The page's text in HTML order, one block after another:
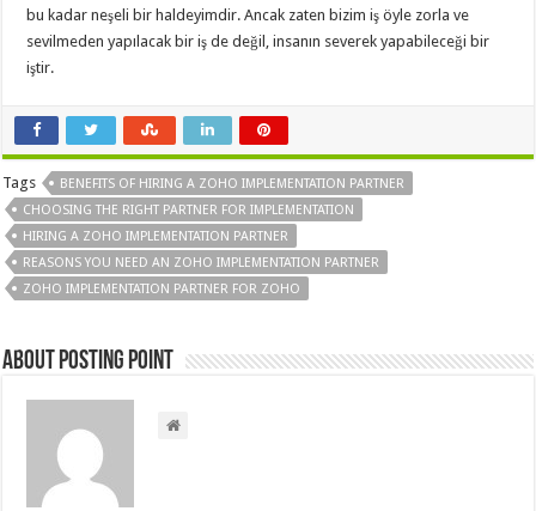
bu kadar neşeli bir haldeyimdir. Ancak zaten bizim iş öyle zorla ve
sevilmeden yapılacak bir iş de değil, insanın severek yapabileceği bir
iştir.
Tags
BENEFITS OF HIRING A ZOHO IMPLEMENTATION PARTNER
CHOOSING THE RIGHT PARTNER FOR IMPLEMENTATION
HIRING A ZOHO IMPLEMENTATION PARTNER
REASONS YOU NEED AN ZOHO IMPLEMENTATION PARTNER
ZOHO IMPLEMENTATION PARTNER FOR ZOHO
About Posting Point